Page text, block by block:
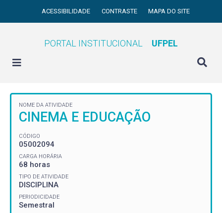
ACESSIBILIDADE CONTRASTE MAPA DO SITE
PORTAL INSTITUCIONAL UFPEL
NOME DA ATIVIDADE
CINEMA E EDUCAÇÃO
CÓDIGO
05002094
CARGA HORÁRIA
68 horas
TIPO DE ATIVIDADE
DISCIPLINA
PERIODICIDADE
Semestral